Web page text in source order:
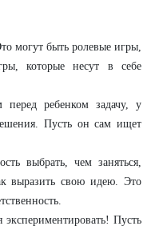
могут быть ролевые игры,
которые несут в себе
перед ребенком задачу, у
Пусть он сам ищет
выбрать, чем заняться,
выразить свою идею. Это
экспериментировать! Пусть